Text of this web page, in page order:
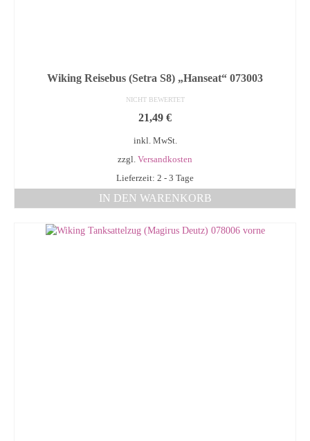
Wiking Reisebus (Setra S8) „Hanseat“ 073003
NICHT BEWERTET
21,49 €
inkl. MwSt.
zzgl. Versandkosten
Lieferzeit: 2 - 3 Tage
IN DEN WARENKORB